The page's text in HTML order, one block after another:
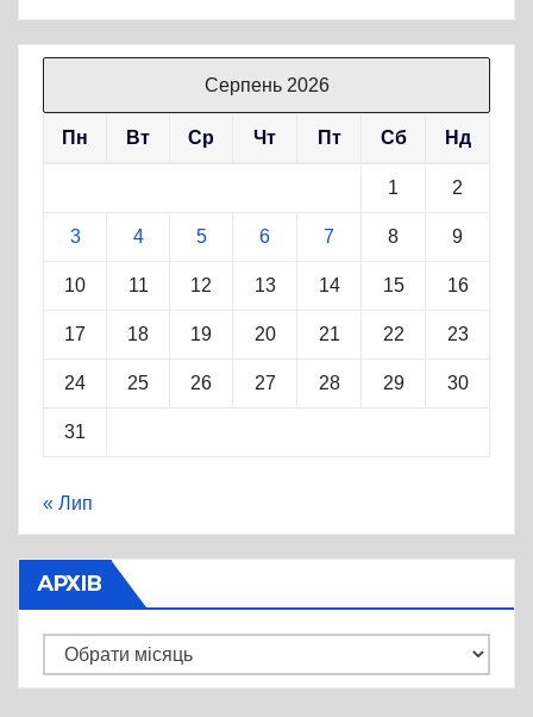
Серпень 2026
Пн Вт Ср Чт Пт Сб Нд
1 2
3 4 5 6 7 8 9
10 11 12 13 14 15 16
17 18 19 20 21 22 23
24 25 26 27 28 29 30
31
« Лип
АРХІВ
Архів